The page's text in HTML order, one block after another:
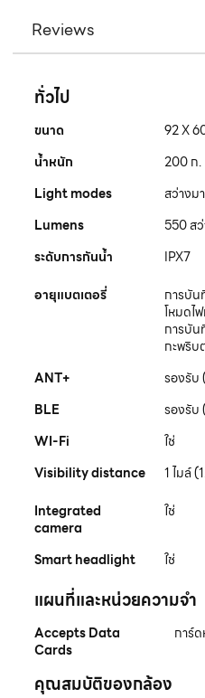
Reviews
ทั่วไป
ขนาด
92 X
น้ำหนัก
200 ก.
Light modes
สว่างม
Lumens
550 ส
ระดับการกันน้ำ
IPX7
อายุแบตเตอรี่
การบัน
โหมดไ
การบัน
กะพริบ
ANT+
รองรับ
BLE
รองรับ
WI-Fi
ใช่
Visibility distance
1 ไมล์
Integrated
camera
ใช่
Smart headlight ใช่
แผนที่และหน่วยความจำ
Accepts Data
Cards
การ์
คุณสมบัติของกล้อง